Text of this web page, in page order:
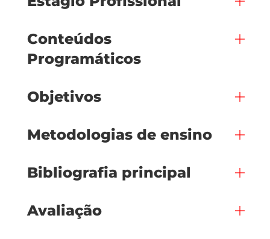
Conteúdos
Programáticos
Objetivos
Metodologias de ensino
Bibliografia principal
Avaliação